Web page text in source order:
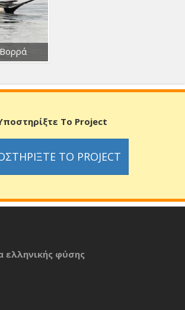
Το Project
ΤΟ PROJECT
ελληνικής φύσης